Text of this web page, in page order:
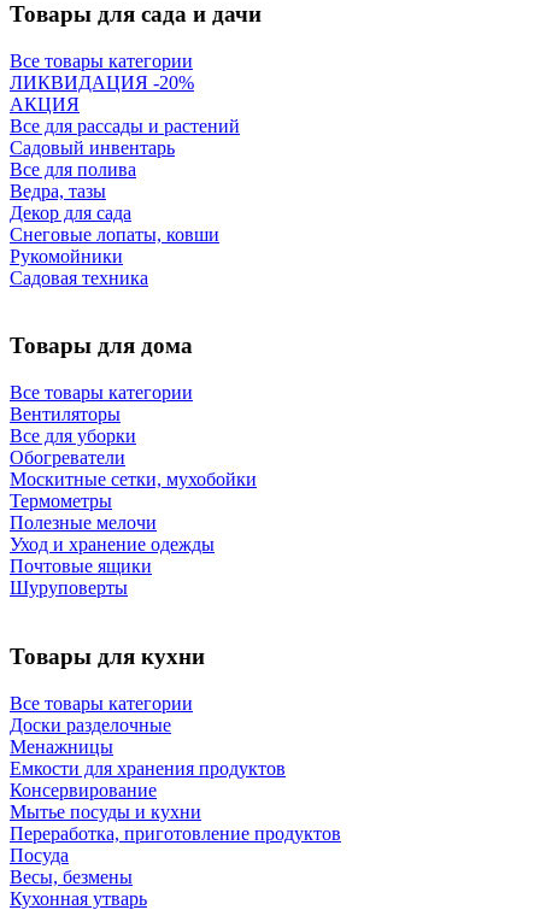
Товары для сада и дачи
Все товары категории
ЛИКВИДАЦИЯ -20%
АКЦИЯ
Все для рассады и растений
Садовый инвентарь
Все для полива
Ведра, тазы
Декор для сада
Снеговые лопаты, ковши
Рукомойники
Садовая техника
Товары для дома
Все товары категории
Вентиляторы
Все для уборки
Обогреватели
Москитные сетки, мухобойки
Термометры
Полезные мелочи
Уход и хранение одежды
Почтовые ящики
Шуруповерты
Товары для кухни
Все товары категории
Доски разделочные
Менажницы
Емкости для хранения продуктов
Консервирование
Мытье посуды и кухни
Переработка, приготовление продуктов
Посуда
Весы, безмены
Кухонная утварь